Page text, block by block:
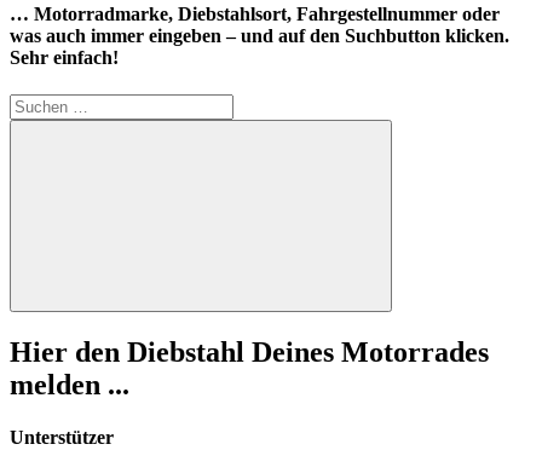
… Motorradmarke, Diebstahlsort, Fahrgestellnummer oder
was auch immer eingeben – und auf den Suchbutton klicken.
Sehr einfach!
Suchen
nach:
Suchen
Hier den Diebstahl Deines Motorrades
melden ...
Unterstützer